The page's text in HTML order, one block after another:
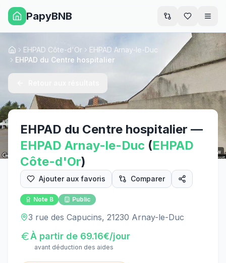
PapyBNB
Street View
AccueilEHPAD Côte-d'Or
EHPAD Arnay-le-Duc
EHPAD du Centre hospitalier
EHPAD du Centre hospitalier —
EHPAD Arnay-le-Duc (EHPAD
Côte-d'Or)
Ajouter aux favoris Comparer
Note B Public
3 rue des Capucins, 21230 Arnay-le-Duc
À partir de 69.16€/jour
avant déduction des aides